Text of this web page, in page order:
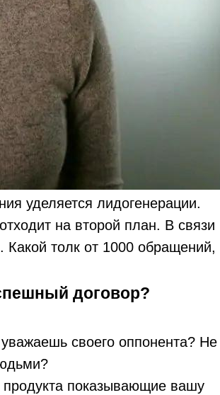
уделяется лидогенерации.
на второй план. В связи
Какой толк от 1000 обращений,
договор?
своего оппонента? Не
показывающие вашу